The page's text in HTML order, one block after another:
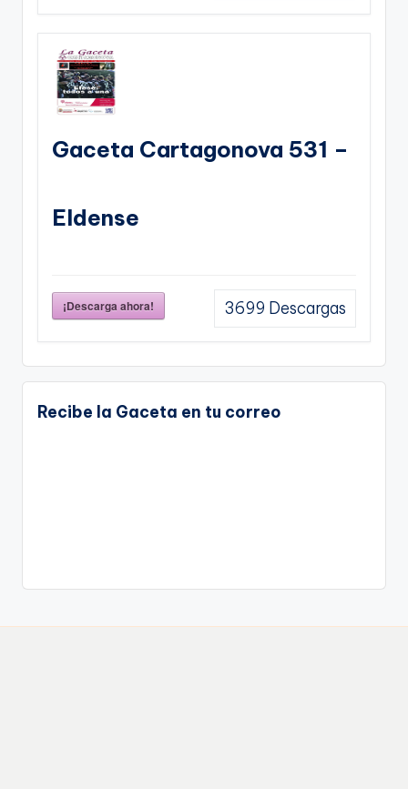
Gaceta Cartagonova 531 –
Eldense
¡Descarga ahora! 3699 Descargas
Recibe la Gaceta en tu correo